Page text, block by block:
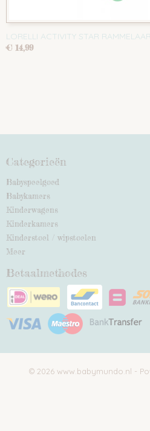
LORELLI ACTIVITY STAR RAMMELAAR
€ 14,99
Categorieën
Babyspeelgoed
Babykamers
Kinderwagens
Kinderkamers
Kinderstoel / wipstoelen
Meer
Betaalmethodes
© 2026 www.babymundo.nl -